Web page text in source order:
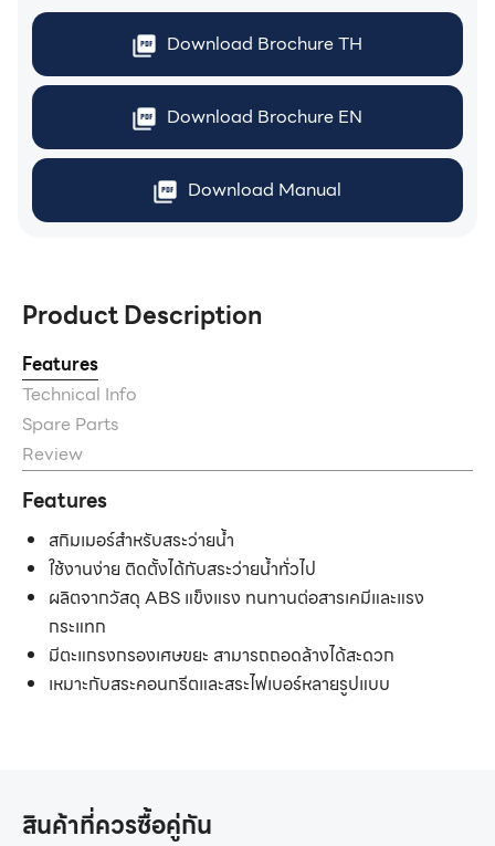
Download Brochure TH
Download Brochure EN
Download Manual
Product Description
Features
Technical Info
Spare Parts
Review
Features
สกิมเมอร์สำหรับสระว่ายน้ำ
ใช้งานง่าย ติดตั้งได้กับสระว่ายน้ำทั่วไป
ผลิตจากวัสดุ ABS แข็งแรง ทนทานต่อสารเคมีและแรง
กระแทก
มีตะแกรงกรองเศษขยะ สามารถถอดล้างได้สะดวก
เหมาะกับสระคอนกรีตและสระไฟเบอร์หลายรูปแบบ
สินค้าที่ควรซื้อคู่กัน